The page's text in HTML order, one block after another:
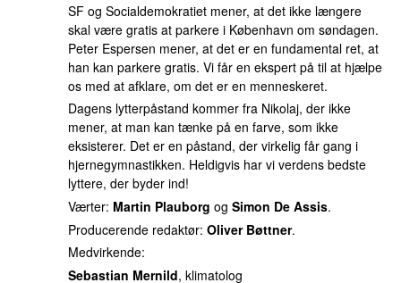
SF og Socialdemokratiet mener, at det ikke længere
skal være gratis at parkere i København om søndagen.
Peter Espersen mener, at det er en fundamental ret, at
han kan parkere gratis. Vi får en ekspert på til at hjælpe
os med at afklare, om det er en menneskeret.
Dagens lytterpåstand kommer fra Nikolaj, der ikke
mener, at man kan tænke på en farve, som ikke
eksisterer. Det er en påstand, der virkelig får gang i
hjernegymnastikken. Heldigvis har vi verdens bedste
lyttere, der byder ind!
Værter: Martin Plauborg og Simon De Assis.
Producerende redaktør: Oliver Bøttner.
Medvirkende:
Sebastian Mernild, klimatolog